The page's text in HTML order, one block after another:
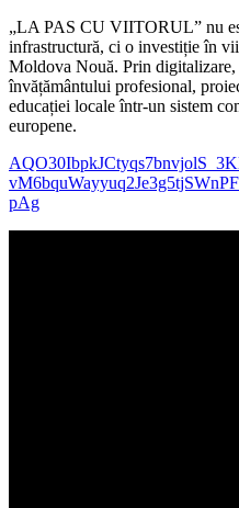
„LA PAS CU VIITORUL” nu
infrastructură, ci o investiție în
Moldova Nouă. Prin
învățământului profesional,
educației locale într-un sistem
europene.
pAg